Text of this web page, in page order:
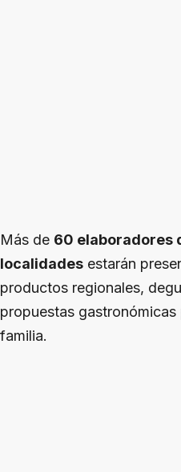
Más de 60 elaboradores
localidades estarán
productos regionales,
propuestas
familia.